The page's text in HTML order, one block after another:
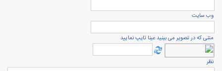
وب سایت
متنی که در تصویر می بینید عینا تایپ نمایید
نظر